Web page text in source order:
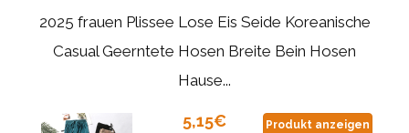
2025 frauen Plissee Lose Eis Seide Koreanische
Casual Geerntete Hosen Breite Bein Hosen
Hause...
5,15€ Produkt anzeigen